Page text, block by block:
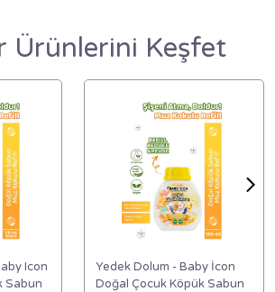
Ürünlerini Keşfet
Icon
Sabun
Yedek Dolum - Baby İcon
Doğal Çocuk Köpük Sabun